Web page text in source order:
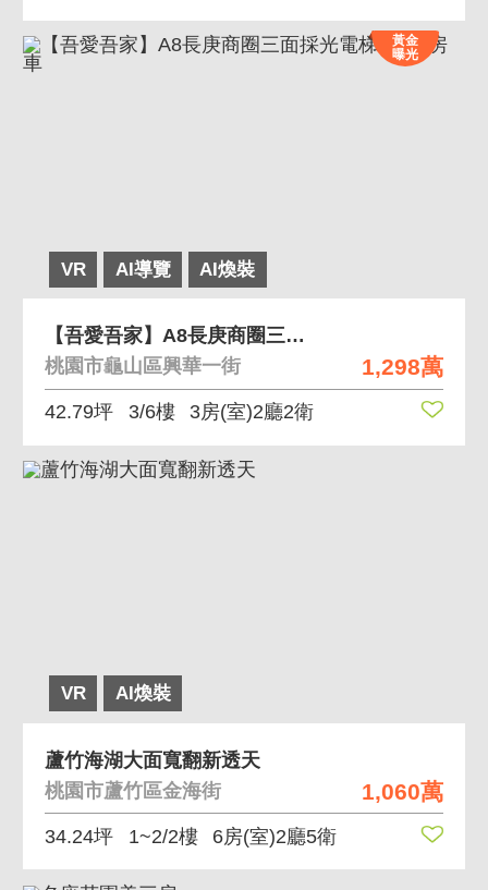
VR AI導覽 AI煥裝
黃金
曝光
1,298萬
【吾愛吾家】A8長庚商圈三面採光電梯華廈3房車
桃園市龜山區興華一街
42.79坪 3/6樓 3房(室)2廳2衛
VR AI煥裝
1,060萬
蘆竹海湖大面寬翻新透天
桃園市蘆竹區金海街
34.24坪 1~2/2樓 6房(室)2廳5衛